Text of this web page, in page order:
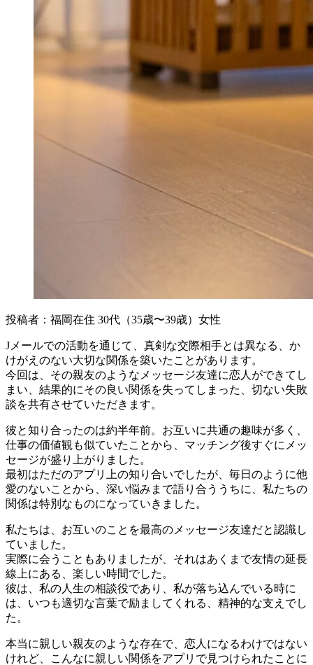
投稿者：福岡在住 30代（35歳〜39歳）女性
Jメールでの活動を通じて、真剣な交際相手とは異なる、か
けがえのない大切な関係を築いたことがあります。
今回は、その親友のようなメッセージ友達に恋人ができてし
まい、結果的にその良い関係を失ってしまった、切ない失敗
談を共有させていただきます。
彼と知り合ったのは約半年前。お互いに共通の趣味が多く、
仕事の価値観も似ていたことから、マッチング後すぐにメッ
セージが盛り上がりました。
最初はただのアプリ上の知り合いでしたが、毎日のように他
愛のないことから、深い悩みまで語り合ううちに、私たちの
関係は特別なものになっていきました。
私たちは、お互いのことを最高のメッセージ友達だと認識し
ていました。
実際に会うこともありましたが、それはあくまで友情の延長
線上にある、楽しい時間でした。
彼は、私の人生の相談役であり、私が落ち込んでいる時に
は、いつも適切な言葉で励ましてくれる、精神的な支えでし
た。
本当に親しい親友のような存在で、恋人になるわけではない
けれど、こんなに親しい関係をアプリで見つけられたことに